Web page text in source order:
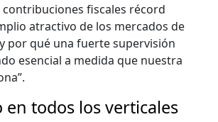
con­tribu­ciones fis­cales récord
atrac­ti­vo de los mer­ca­dos de
por qué una fuerte super­visión
esen­cial a medi­da que nues­tra
en todos los verticales